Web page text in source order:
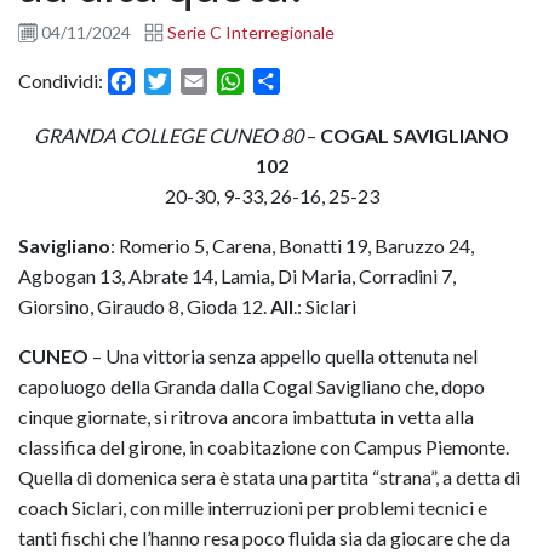
04/11/2024 Serie C Interregionale
Condividi: FacebookTwitter
Email WhatsApp
GRANDA COLLEGE CUNEO 80– COGAL SAVIGLIANO
102
20-30, 9-33, 26-16, 25-23
Savigliano: Romerio 5, Carena, Bonatti 19, Baruzzo 24,
Agbogan 13, Abrate 14, Lamia, Di Maria, Corradini 7,
Giorsino, Giraudo 8, Gioda 12. All .: Siclari
CUNEO – Una vittoria senza appello quella ottenuta nel
capoluogo della Granda dalla Cogal Savigliano che, dopo
cinque giornate, si ritrova ancora imbattuta in vetta alla
classifica del girone, in coabitazione con Campus Piemonte.
Quella di domenica sera è stata una partita “strana”, a detta di
coach Siclari, con mille interruzioni per problemi tecnici e
tanti fischi che l’hanno resa poco fluida sia da giocare che da